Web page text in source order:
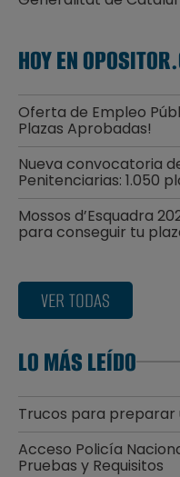
HOY EN
Oferta de Empleo
Plazas Aprobadas!
Nueva convocatoria
Penitenciarias: 1.050
Mossos d’Esquadra
para conseguir tu
VER TODAS
LO MÁS LEÍDO
Trucos para preparar
Acceso Policía
Pruebas y Requisitos